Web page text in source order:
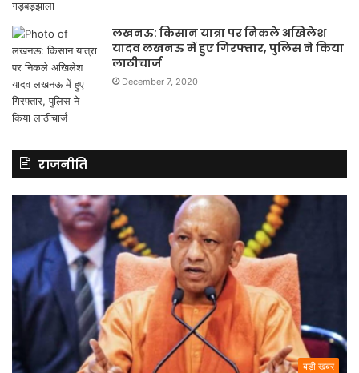
लखनऊ: किसान यात्रा पर निकले अखिलेश
यादव लखनऊ में हुए गिरफ्तार, पुलिस ने किया
लाठीचार्ज
December 7, 2020
राजनीति
बड़ी खबर